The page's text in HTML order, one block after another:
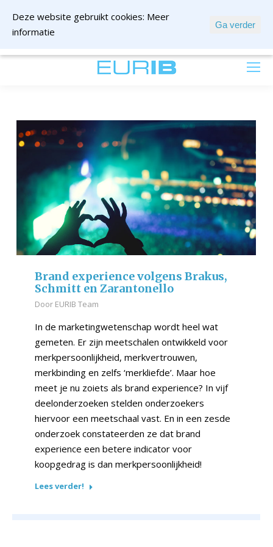
Brand experience volgens Brakus,
Schmitt en Zarantonello
Door EURIB Team
In de marketingwetenschap wordt heel wat
gemeten. Er zijn meetschalen ontwikkeld voor
merkpersoonlijkheid, merkvertrouwen,
merkbinding en zelfs ‘merkliefde’. Maar hoe
meet je nu zoiets als brand experience? In vijf
deelonderzoeken stelden onderzoekers
hiervoor een meetschaal vast. En in een zesde
onderzoek constateerden ze dat brand
experience een betere indicator voor
koopgedrag is dan merkpersoonlijkheid!
Lees verder!
Deze website gebruikt cookies: Meer
informatie
Ga verder